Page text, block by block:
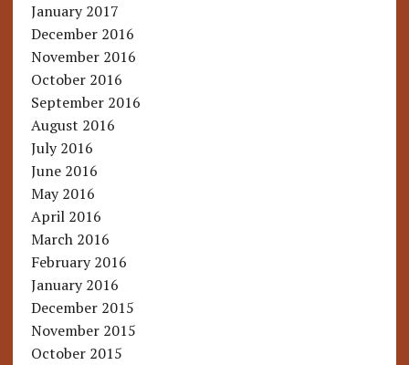
January 2017
December 2016
November 2016
October 2016
September 2016
August 2016
July 2016
June 2016
May 2016
April 2016
March 2016
February 2016
January 2016
December 2015
November 2015
October 2015